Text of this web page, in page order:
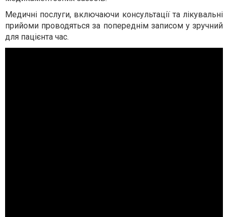
Медичні послуги, включаючи консультації та лікувальні
прийоми проводяться за попереднім записом у зручний
для пацієнта час.